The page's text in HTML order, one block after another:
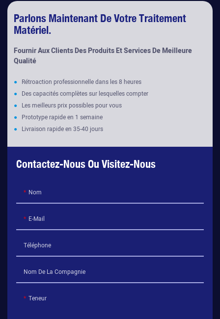
Parlons Maintenant De Votre Traitement
Matériel.
Fournir Aux Clients Des Produits Et Services De Meilleure
Qualité
● Rétroaction professionnelle dans les 8 heures
● Des capacités complètes sur lesquelles compter
● Les meilleurs prix possibles pour vous
● Prototype rapide en 1 semaine
● Livraison rapide en 35-40 jours
Contactez-Nous Ou Visitez-Nous
Nom
E-Mail
Téléphone
Nom De La Compagnie
Teneur